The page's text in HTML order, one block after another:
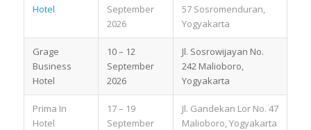
Hotel
September
2026
57 Sosromenduran,
Yogyakarta
Grage
Business
Hotel
10 – 12
September
2026
Jl. Sosrowijayan No.
242 Malioboro,
Yogyakarta
Prima In
Hotel
17 – 19
September
Jl. Gandekan Lor No. 47
Malioboro, Yogyakarta